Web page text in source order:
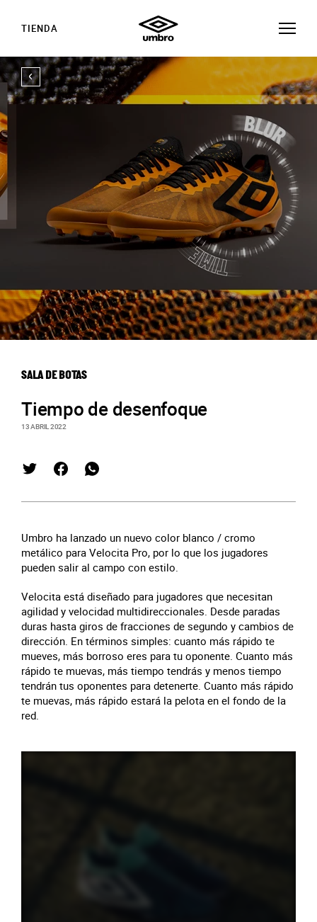
TIENDA
SALA DE BOTAS
Tiempo de desenfoque
13 ABRIL 2022
Umbro ha lanzado un nuevo color blanco / cromo
metálico para Velocita Pro, por lo que los jugadores
pueden salir al campo con estilo.
Velocita está diseñado para jugadores que necesitan
agilidad y velocidad multidireccionales. Desde paradas
duras hasta giros de fracciones de segundo y cambios de
dirección. En términos simples: cuanto más rápido te
mueves, más borroso eres para tu oponente. Cuanto más
rápido te muevas, más tiempo tendrás y menos tiempo
tendrán tus oponentes para detenerte. Cuanto más rápido
te muevas, más rápido estará la pelota en el fondo de la
red.